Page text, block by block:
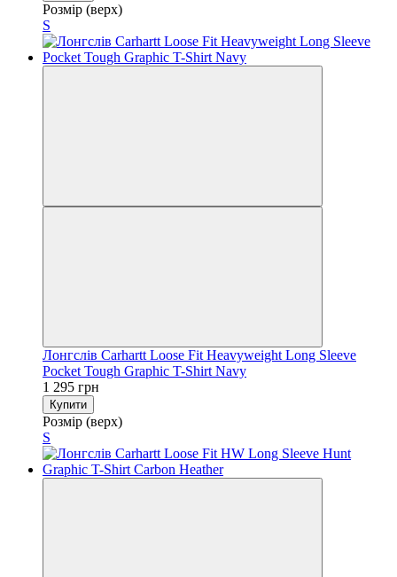
Розмір (верх)
S
Лонгслів Carhartt Loose Fit Heavyweight Long Sleeve
Pocket Tough Graphic T-Shirt Navy
1 295 грн
Купити
Розмір (верх)
S